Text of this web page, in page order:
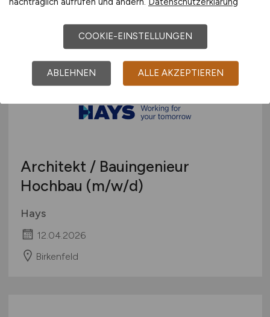
30.06.2026
Architekt / Bauingenieur
Hochbau (m/w/d)
Hays
12.04.2026
Birkenfeld
COOKIE-EINSTELLUNGEN
ABLEHNEN ALLE AKZEPTIEREN